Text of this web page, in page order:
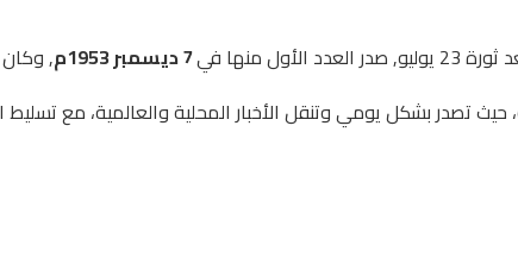
منها في
, وكان
حيث تصدر بشكل يومي وتنقل الأخبار المحلية والعالمية، مع